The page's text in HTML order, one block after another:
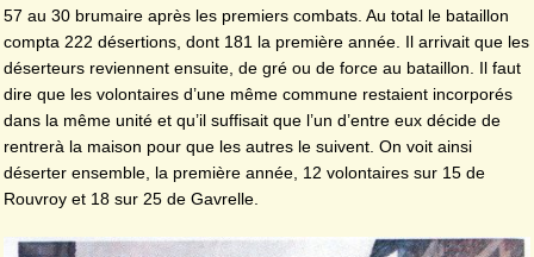
57 au 30 brumaire après les premiers combats. Au total le bataillon
compta 222 désertions, dont 181 la première année. Il arrivait que les
déserteurs reviennent ensuite, de gré ou de force au bataillon. Il faut
dire que les volontaires d’une même commune restaient incorporés
dans la même unité et qu’il suffisait que l’un d’entre eux décide de
rentrerà la maison pour que les autres le suivent. On voit ainsi
déserter ensemble, la première année, 12 volontaires sur 15 de
Rouvroy et 18 sur 25 de Gavrelle.